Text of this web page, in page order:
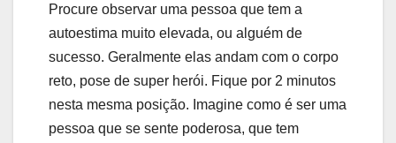
Procure observar uma pessoa que tem a
autoestima muito elevada, ou alguém de
sucesso. Geralmente elas andam com o corpo
reto, pose de super herói. Fique por 2 minutos
nesta mesma posição. Imagine como é ser uma
pessoa que se sente poderosa, que tem